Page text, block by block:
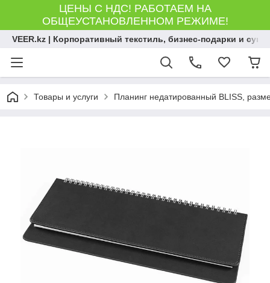
ЦЕНЫ С НДС! РАБОТАЕМ НА
ОБЩЕУСТАНОВЛЕННОМ РЕЖИМЕ!
VEER.kz | Корпоративный текстиль, бизнес-подарки и
Товары и услуги Планинг недатированный BLISS,